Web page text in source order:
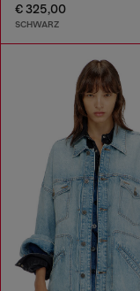
€ 325,00
SCHWARZ